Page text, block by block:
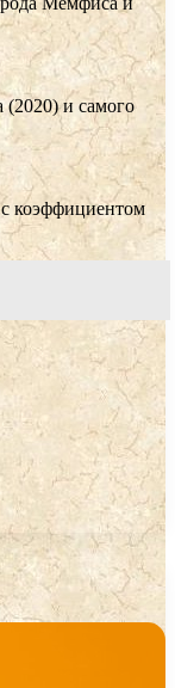
и самого
коэффициентом